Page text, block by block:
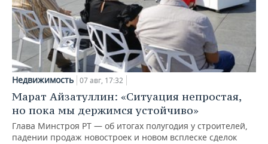
Недвижимость 07 авг, 17:32
Марат Айзатуллин: «Ситуация непростая,
но пока мы держимся устойчиво»
Глава Минстроя РТ — об итогах полугодия у строителей,
падении продаж новостроек и новом всплеске сделок